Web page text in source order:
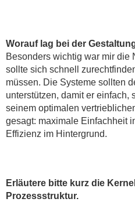
Worauf lag bei der
Besonders wichtig war mir die
sollte sich schnell
müssen. Die Systeme sollten
unterstützen, damit er einfach,
seinem optimalen
gesagt: maximale Einfachheit
Effizienz im Hintergrund.
Erläutere bitte kurz die
Prozessstruktur.